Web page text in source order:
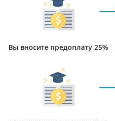
Вы вносите предоплату 25%